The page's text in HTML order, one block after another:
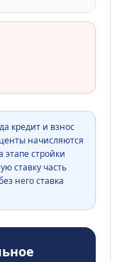
кредит и взнос
начисляются
стройки
ставку часть
него ставка